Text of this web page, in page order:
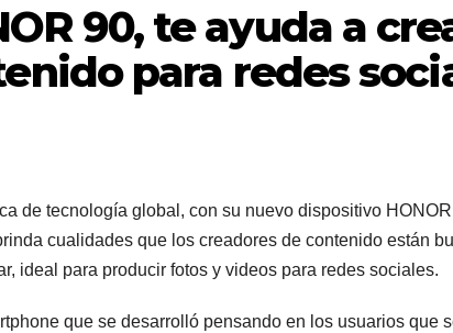
90, te ayuda a
para redes
de tecnología global, con su nuevo dispositivo
cualidades que los creadores de contenido están
ideal para producir fotos y videos para redes sociales.
que se desarrolló pensando en los usuarios que